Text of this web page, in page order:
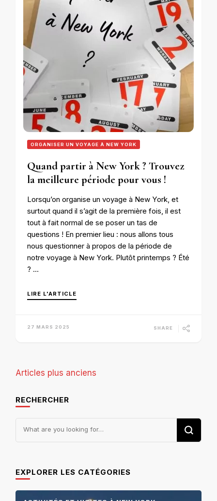
ORGANISER UN VOYAGE À NEW YORK
Quand partir à New York ? Trouvez
la meilleure période pour vous !
Lorsqu’on organise un voyage à New York, et
surtout quand il s’agit de la première fois, il est
tout à fait normal de se poser un tas de
questions ! En premier lieu : nous allons tous
nous questionner à propos de la période de
notre voyage à New York. Plutôt printemps ? Été
? …
LIRE L'ARTICLE
27 MARS 2025 SHARE
Navigation
articles
Articles plus anciens
RECHERCHER
EXPLORER LES CATÉGORIES